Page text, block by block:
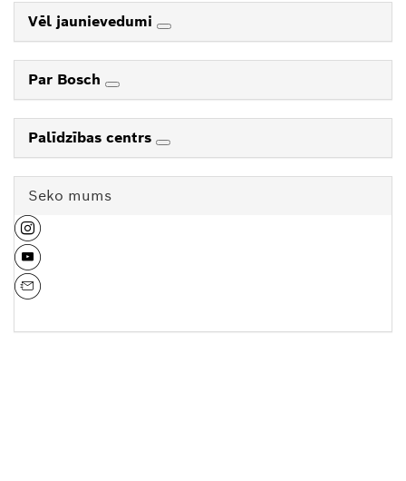
Vēl jaunievedumi
Par Bosch
Palīdzības centrs
Seko mums